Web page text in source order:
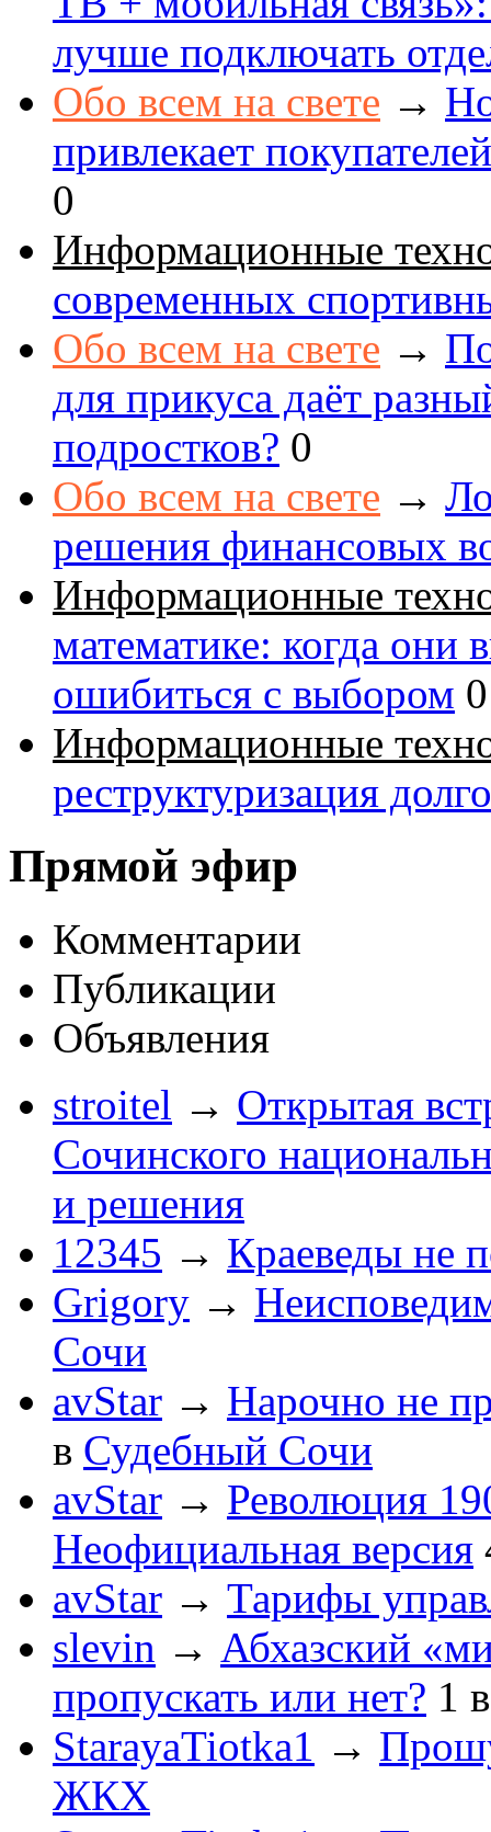
лучше подключать
Обо всем на свете →
привлекает
0
Информационные
современных
Обо всем на свете →
для прикуса даёт
подростков? 0
Обо всем на свете →
решения финансовых
Информационные
математике: когда они
ошибиться с выбором 0
Информационные
реструктуризация
Прямой эфир
Комментарии
Публикации
Объявления
stroitel → Открытая
Сочинского
и решения
12345 → Краеведы не
Grigory →
Сочи
avStar → Нарочно не
в Судебный Сочи
avStar → Революция
Неофициальная версия
avStar → Тарифы
slevin → Абхазский
пропускать или нет? 1
StarayaTiotka1 →
ЖКХ